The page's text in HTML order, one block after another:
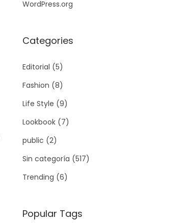
WordPress.org
Categories
Editorial (5)
Fashion (8)
Life Style (9)
Lookbook (7)
public (2)
Sin categoría (517)
Trending (6)
Popular Tags